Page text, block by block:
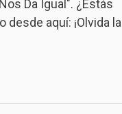
Da Igual". ¿Estás
aquí: ¡Olvida la